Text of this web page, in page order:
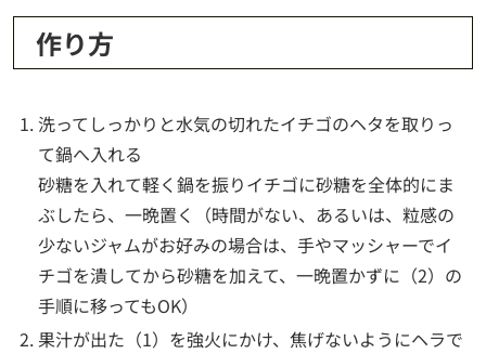
作り方
洗ってしっかりと水気の切れたイチゴのヘタを取りっ
て鍋へ入れる
砂糖を入れて軽く鍋を振りイチゴに砂糖を全体的にま
ぶしたら、一晩置く（時間がない、あるいは、粒感の
少ないジャムがお好みの場合は、手やマッシャーでイ
チゴを潰してから砂糖を加えて、一晩置かずに（2）の
手順に移ってもOK）
果汁が出た（1）を強火にかけ、焦げないようにヘラで